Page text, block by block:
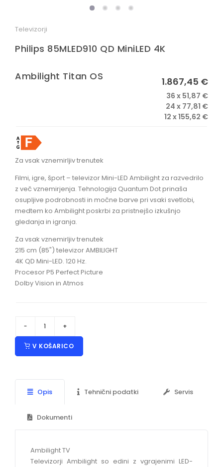
Televizorji
Philips 85MLED910 QD MiniLED 4K
Ambilight Titan OS 1.867,45 €
36 x 51,87 €
24 x 77,81 €
12 x 155,62 €
Za vsak vznemirljiv trenutek
Filmi, igre, šport – televizor Mini-LED Ambilight za razvedrilo
z več vznemirjenja. Tehnologija Quantum Dot prinaša
osupljive podrobnosti in močne barve pri vsaki svetlobi,
medtem ko Ambilight poskrbi za pristnejšo izkušnjo
gledanja in igranja.
Za vsak vznemirljiv trenutek
215 cm (85") televizor AMBILIGHT
4K QD Mini-LED. 120 Hz.
Procesor P5 Perfect Picture
Dolby Vision in Atmos
V KOŠARICO
Opis Tehnični podatki Servis
Dokumenti
Ambilight TV
Televizorji Ambilight so edini z vgrajenimi LED-